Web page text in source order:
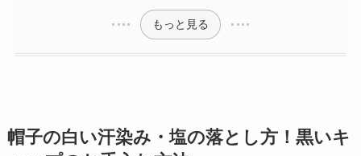
もっと見る
帽子の白い汗染み・塩の落とし方！黒いキ